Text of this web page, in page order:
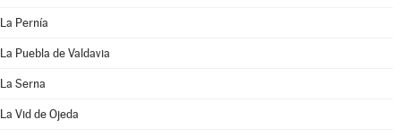
La Pernía
La Puebla de Valdavia
La Serna
La Vid de Ojeda